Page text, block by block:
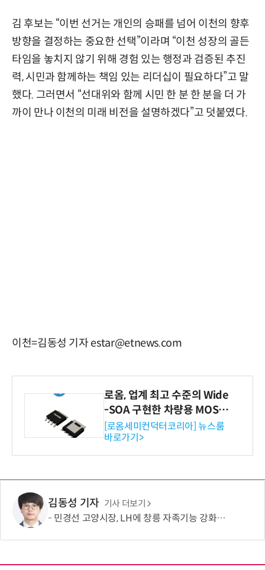
김 후보는 “이번 선거는 개인의 승패를 넘어 이천의 향후
방향을 결정하는 중요한 선택”이라며 “이천 성장의 골든
타임을 놓치지 않기 위해 경험 있는 행정과 검증된 추진
력, 시민과 함께하는 책임 있는 리더십이 필요하다”고 말
했다. 그러면서 “선대위와 함께 시민 한 분 한 분을 더 가
까이 만나 이천의 미래 비전을 설명하겠다”고 덧붙였다.
이천=김동성 기자 estar@etnews.com
로옴, 업계 최고 수준의 Wide
-SOA 구현한 차량용 MOSF
ET 개발
[로옴세미컨덕터코리아] 뉴스룸
바로가기>
김동성 기자 기사 더보기
민경선 고양시장, LH에 창릉 자족기능 강화·벌말마을 편입 요청